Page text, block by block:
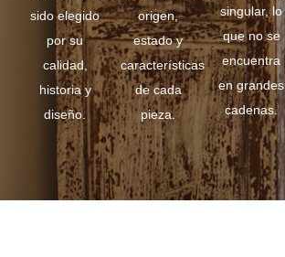
sido elegido
por su
calidad,
historia y
diseño.
origen,
estado y
características
de cada
pieza.
singular, lo
que no se
encuentra
en grandes
cadenas.